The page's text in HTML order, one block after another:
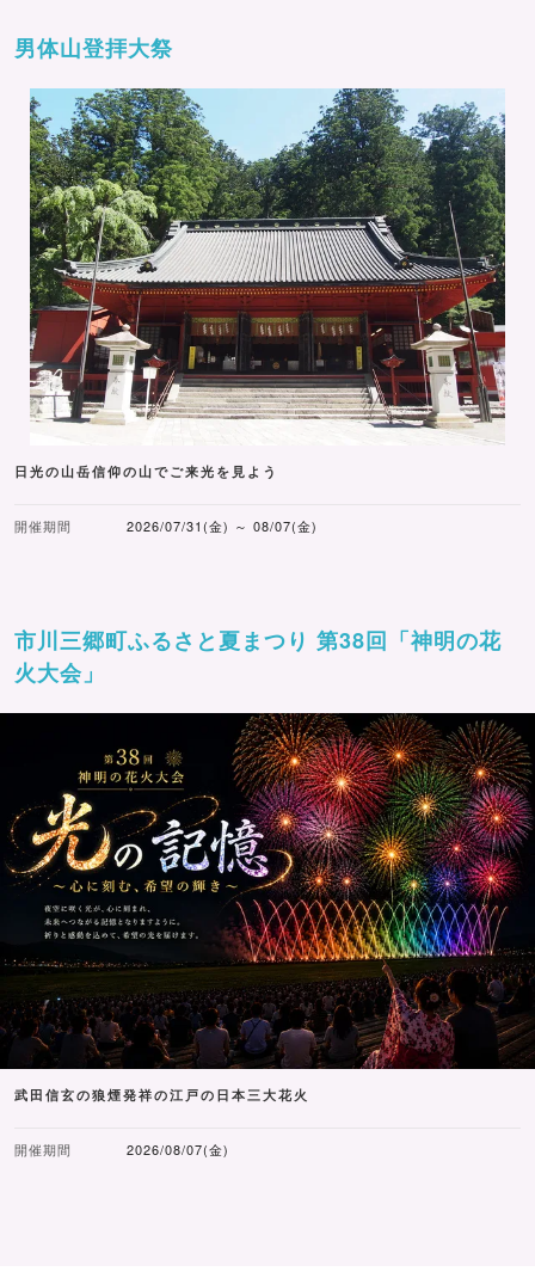
男体山登拝大祭
日光の山岳信仰の山でご来光を見よう
開催期間 2026/07/31(金) ～ 08/07(金)
市川三郷町ふるさと夏まつり 第38回「神明の花
火大会」
武田信玄の狼煙発祥の江戸の日本三大花火
開催期間 2026/08/07(金)